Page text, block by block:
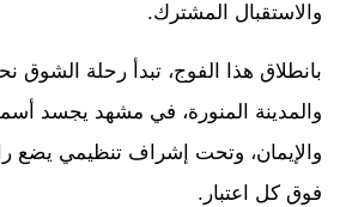
والاستقبال المشترك.
بانطلاق هذا الفوج، تبدأ رحلة الشوق
والمدينة المنورة، في مشهد يجسد
والإيمان، وتحت إشراف تنظيمي يضع
فوق كل اعتبار.